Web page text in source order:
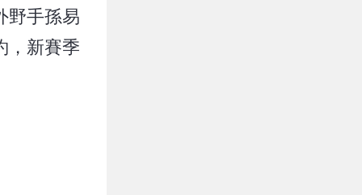
野手孫易
，新賽季